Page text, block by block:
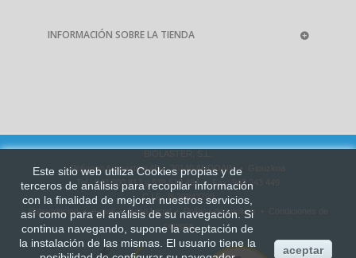
INFORMACIÓN SOBRE LA TIENDA
Este sitio web utiliza Cookies propias y de
terceros de análisis para recopilar información
con la finalidad de mejorar nuestros servicios,
así como para el análisis de su navegación. Si
continua navegando, supone la aceptación de
la instalación de las mismas. El usuario tiene la
aceptar
Polígono Aranaztegi 4B • 20140 ANDOAIN • Gipuzkoa
Tel.: 943 300 813 y 639 619 494 • Fax: 943 243 449
C.I.F.: B-20843769
Subscripcion•e-mail •Aviso Legal•Política de cookies
compra